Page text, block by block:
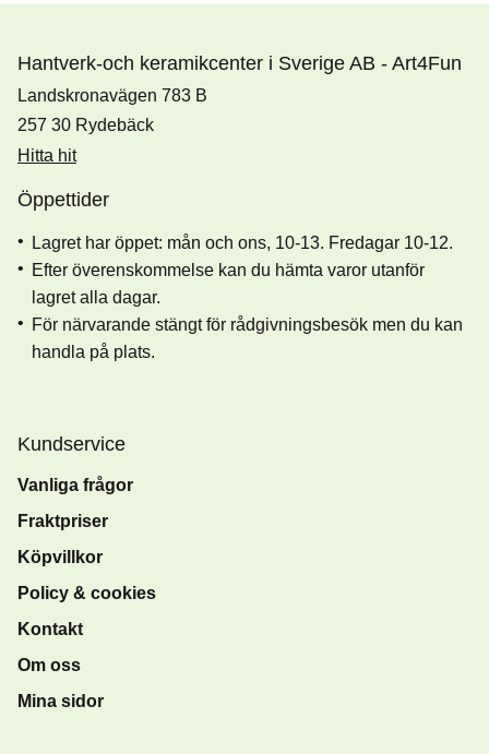
Hantverk-och keramikcenter i Sverige AB - Art4Fun
Landskronavägen 783 B
257 30 Rydebäck
Hitta hit
Öppettider
Lagret har öppet: mån och ons, 10-13. Fredagar 10-12.
Efter överenskommelse kan du hämta varor utanför
lagret alla dagar.
För närvarande stängt för rådgivningsbesök men du kan
handla på plats.
Kundservice
Vanliga frågor
Fraktpriser
Köpvillkor
Policy & cookies
Kontakt
Om oss
Mina sidor